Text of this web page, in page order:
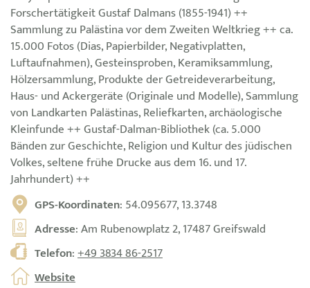
Forschertätigkeit Gustaf Dalmans (1855-1941) ++
Sammlung zu Palästina vor dem Zweiten Weltkrieg ++ ca.
15.000 Fotos (Dias, Papierbilder, Negativplatten,
Luftaufnahmen), Gesteinsproben, Keramiksammlung,
Hölzersammlung, Produkte der Getreideverarbeitung,
Haus- und Ackergeräte (Originale und Modelle), Sammlung
von Landkarten Palästinas, Reliefkarten, archäologische
Kleinfunde ++ Gustaf-Dalman-Bibliothek (ca. 5.000
Bänden zur Geschichte, Religion und Kultur des jüdischen
Volkes, seltene frühe Drucke aus dem 16. und 17.
Jahrhundert) ++
GPS-Koordinaten: 54.095677, 13.3748
Adresse: Am Rubenowplatz 2, 17487 Greifswald
Telefon:+49 3834 86-2517
Website